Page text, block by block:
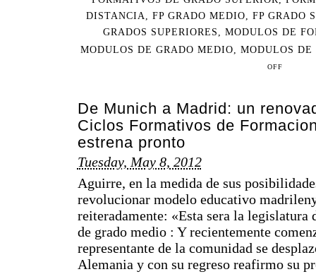
DISTANCIA
FP GRADO MEDIO
FP GRADO
GRADOS SUPERIORES
MODULOS DE
MODULOS DE GRADO MEDIO
MODULOS DE
OFF
De Munich a Madrid: un
Ciclos Formativos de
estrena pronto
Tuesday, May 8, 2012
Aguirre, en la medida de sus
revolucionar modelo educativo
reiteradamente: «Esta sera la legislatura
de grado medio : Y recientemente
representante de la comunidad se
Alemania y con su regreso reafirmo su